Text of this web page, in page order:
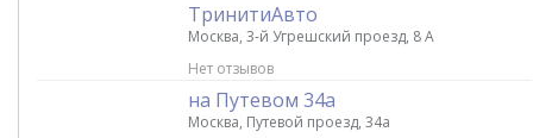
ТринитиАвто
Москва, 3-й Угрешский проезд, 8 А
Нет отзывов
на Путевом 34а
Москва, Путевой проезд, 34а